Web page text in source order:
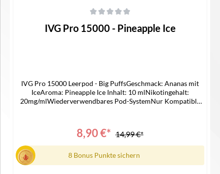
IVG Pro 15000 - Pineapple Ice
IVG Pro 15000 Leerpod - Big PuffsGeschmack: Ananas mit
IceAroma: Pineapple Ice Inhalt: 10 mlNikotingehalt:
20mg/mlWiederverwendbares Pod-SystemNur Kompatible
8,90 €* 14,99 €*
8 Bonus Punkte sichern